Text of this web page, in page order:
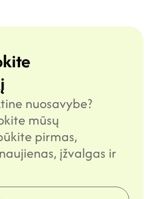
nuosavybe?
mūsų
pirmas,
įžvalgas ir